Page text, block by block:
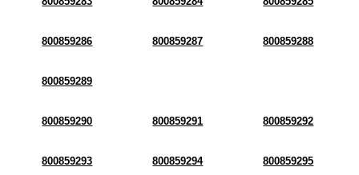
800859286 800859287 800859288
800859289
800859290 800859291 800859292
800859293 800859294 800859295